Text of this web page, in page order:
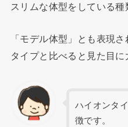
スリムな体型をしている種
「モデル体型」とも表現
タイプと比べると見た目に
ハイオンタ
徴です。